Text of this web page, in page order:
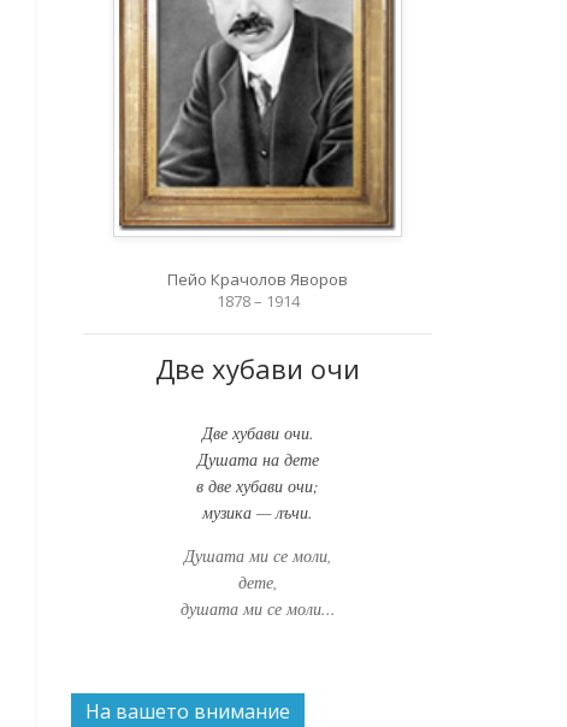
Пейо Крачолов Яворов
1878 – 1914
Две хубави очи
Две хубави очи.
Душата на дете
в две хубави очи;
музика — лъчи.
Душата ми се моли,
дете,
душата ми се моли...
На вашето внимание